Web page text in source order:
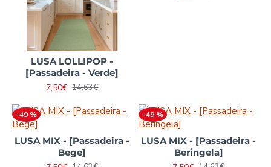
LUSA LOLLIPOP -
[Passadeira - Verde]
7,50€ 14,63€
-49 %
LUSA MIX - [Passadeira -
Bege]
-49 %
LUSA MIX - [Passadeira -
Beringela]